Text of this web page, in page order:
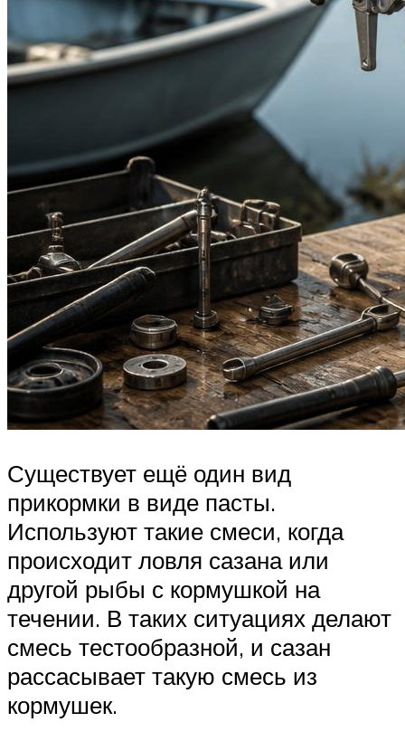
Существует ещё один вид
прикормки в виде пасты.
Используют такие смеси, когда
происходит ловля сазана или
другой рыбы с кормушкой на
течении. В таких ситуациях делают
смесь тестообразной, и сазан
рассасывает такую смесь из
кормушек.